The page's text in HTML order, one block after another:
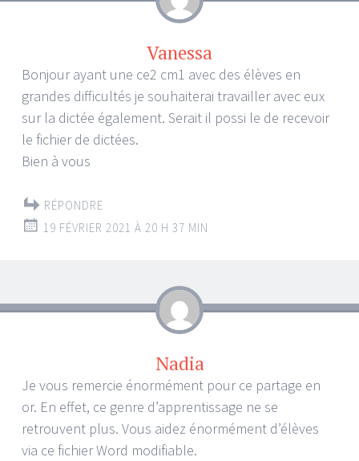
Vanessa
Bonjour ayant une ce2 cm1 avec des élèves en
grandes difficultés je souhaiterai travailler avec eux
sur la dictée également. Serait il possi le de recevoir
le fichier de dictées.
Bien à vous
RÉPONDRE
19 FÉVRIER 2021 À 20 H 37 MIN
Nadia
Je vous remercie énormément pour ce partage en
or. En effet, ce genre d’apprentissage ne se
retrouvent plus. Vous aidez énormément d’élèves
via ce fichier Word modifiable.